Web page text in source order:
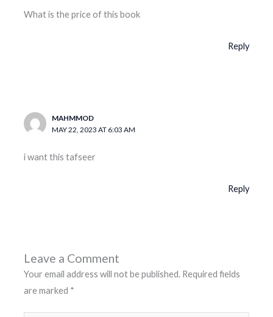
What is the price of this book
Reply
MAHMMOD
MAY 22, 2023 AT 6:03 AM
i want this tafseer
Reply
Leave a Comment
Your email address will not be published. Required fields
are marked *